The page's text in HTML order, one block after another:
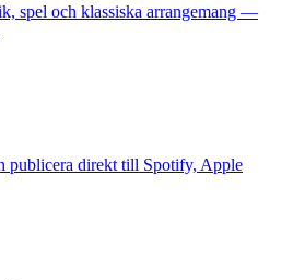
spel och klassiska arrangemang —
publicera direkt till Spotify, Apple